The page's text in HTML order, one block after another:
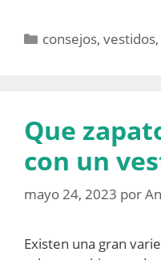
Categorías
consejos,vestidos,
Que
con un
mayo 24, 2023 por
Existen una gran